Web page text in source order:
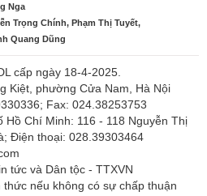
Nga
Trọng Chính, Phạm Thị Tuyết,
Quang Dũng
cấp ngày 18-4-2025.
Kiệt, phường Cửa Nam, Hà Nội
Fax: 024.38253753
Hồ Chí Minh: 116 - 118 Nguyễn Thị
Điện thoại: 028.39303464
tức và Dân tộc - TTXVN
nếu không có sự chấp thuận